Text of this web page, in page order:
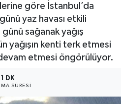
göre İstanbul’da
yaz havası etkili
sağanak yağış
yağışın kenti terk etmesi
etmesi öngörülüyor.
1 DK
SÜRESI